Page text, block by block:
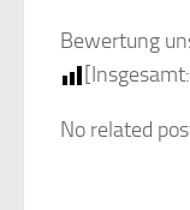
Bewertung
[Insgesamt:
No related